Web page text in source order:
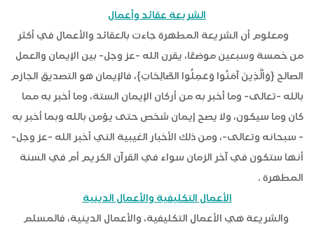
الشريعة عقائد وأعمال
ومعلوم أن الشريعة المطهرة جاءت بالعقائد والأعمال في أكثر
من خمسة وسبعين موضعًا، يقرن الله -عز وجل- بين الإيمان والعمل
الصالح {وَالَّذِينَ آمَنُوا وَعَمِلُوا الصَّالِحَاتِ}، فالإيمان هو التصديق الجازم
بالله -تعالى- وما أخبر به من أركان الإيمان الستة، وما أخبر به مما
كان وما سيكون، ولا يصح إيمان شخص حتى يؤمن بالله وبما أخبر به
- سبحانه وتعالى-، ومن ذلك الأخبار الغيبية التي أخبر الله -عز وجل-
أنها ستكون في آخر الزمان سواء في القرآن الكريم أم في السنة
المطهرة .
الأعمال التكليفية والأعمال الدينية
والشريعة هي الأعمال التكليفية، والأعمال الدينية، فالمسلم